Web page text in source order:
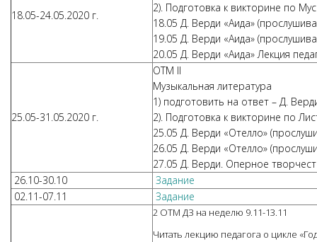
18.05-24.05.2020 г.
2). Подготовка к викторине по
18.05 Д. Верди «Аида»
19.05 Д. Верди «Аида»
20.05 Д. Верди «Аида» Лекция
25.05-31.05.2020 г.
ОТМ II
Музыкальная литература
1) подготовить на ответ – Д.
2). Подготовка к викторине по
25.05 Д. Верди «Отелло»
26.05 Д. Верди «Отелло»
27.05 Д. Верди. Оперное
26.10-30.10
Задание
02.11-07.11
Задание
2 ОТМ ДЗ на неделю 9.11-13.11
Читать лекцию педагога о цикле